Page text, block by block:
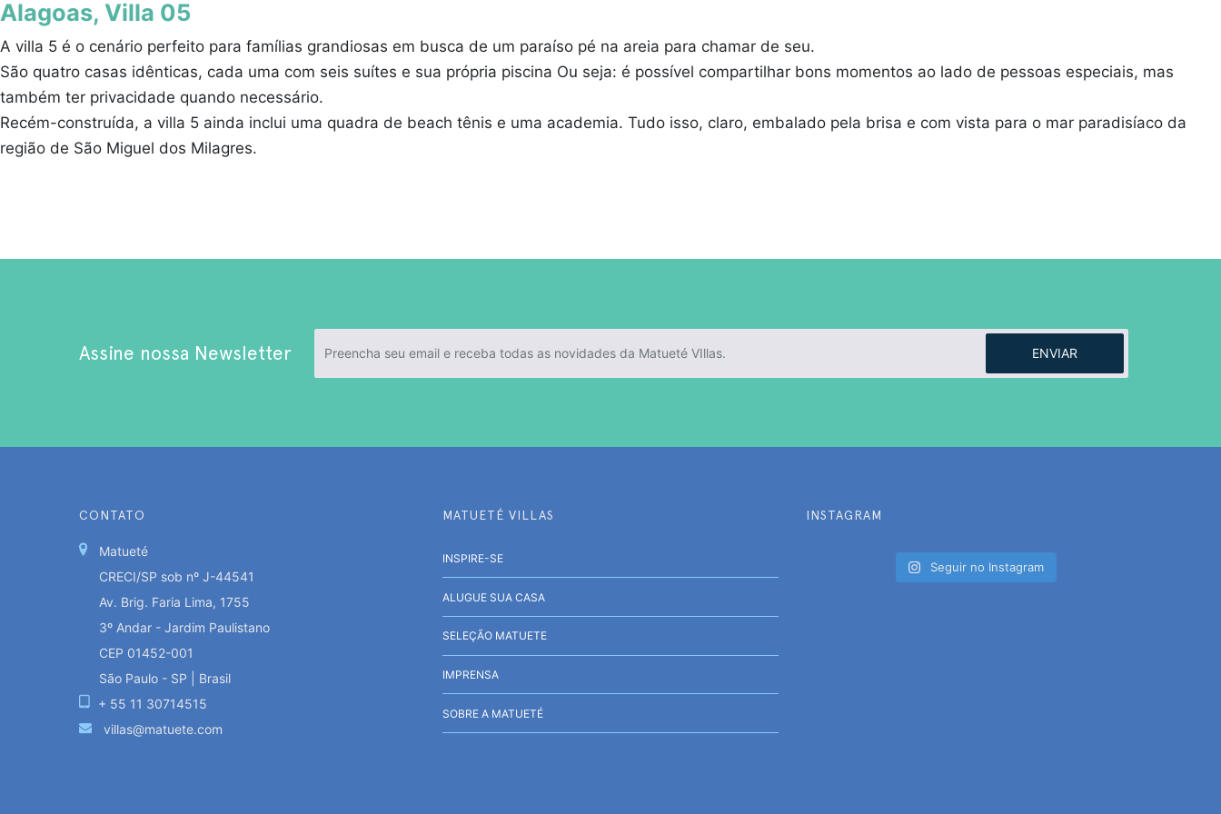
Alagoas, Villa 05
A villa 5 é o cenário perfeito para famílias grandiosas em busca de um paraíso pé na areia para chamar de seu.
São quatro casas idênticas, cada uma com seis suítes e sua própria piscina Ou seja: é possível compartilhar bons momentos ao lado de pessoas especiais, mas
também ter privacidade quando necessário.
Recém-construída, a villa 5 ainda inclui uma quadra de beach tênis e uma academia. Tudo isso, claro, embalado pela brisa e com vista para o mar paradisíaco da
região de São Miguel dos Milagres.
Assine nossa Newsletter ENVIAR
CONTATO
Matueté
CRECI/SP sob nº J-44541
Av. Brig. Faria Lima, 1755
3º Andar - Jardim Paulistano
CEP 01452-001
São Paulo - SP | Brasil
+ 55 11 30714515
villas@matuete.com
MATUETÉ VILLAS
INSPIRE-SE
ALUGUE SUA CASA
SELEÇÃO MATUETE
IMPRENSA
SOBRE A MATUETÉ
INSTAGRAM
Seguir no Instagram